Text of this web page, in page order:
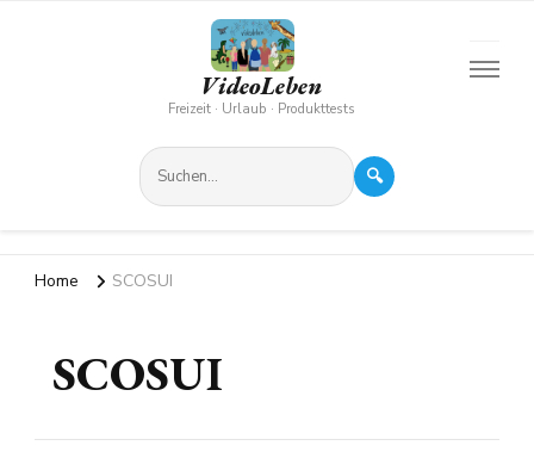
VideoLeben
Freizeit · Urlaub · Produkttests
🔍
Home SCOSUI
SCOSUI